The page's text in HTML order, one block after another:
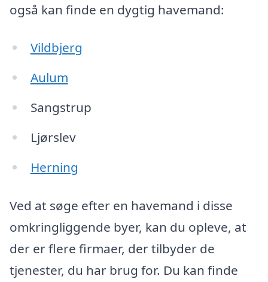
også kan finde en dygtig havemand:
Vildbjerg
Aulum
Sangstrup
Ljørslev
Herning
Ved at søge efter en havemand i disse
omkringliggende byer, kan du opleve, at
der er flere firmaer, der tilbyder de
tjenester, du har brug for. Du kan finde